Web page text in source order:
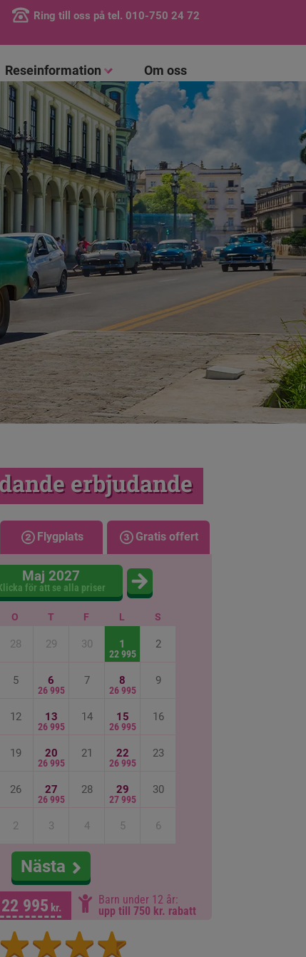
Ring till oss på tel. 010-750 24 72
Reseinformation Om oss
erbjudande
Flygplats Gratis offert
Maj 2027
för att se alla priser
O T F L S
28 29 30 1
22 995
2
5 6
26 995
7 8
26 995
9
12 13
26 995
14 15
26 995
16
19 20
26 995
21 22
26 995
23
26 27
26 995
28 29
27 995
30
2 3 4 5 6
Nästa
22 995 kr.
Barn under 12 år:
upp till 750 kr. rabatt